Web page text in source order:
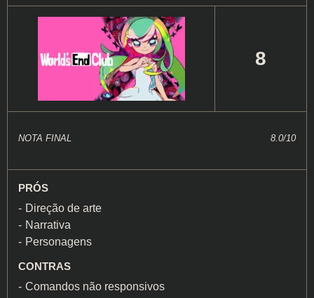
8
NOTA FINAL 8.0/10
PRÓS
Direção de arte
Narrativa
Personagens
CONTRAS
Comandos não responsivos